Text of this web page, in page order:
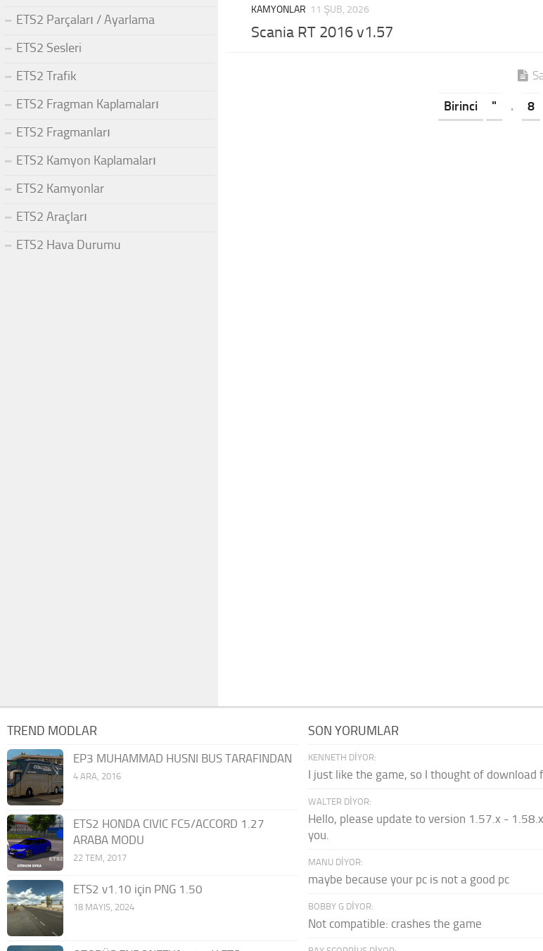
KAMYONLAR 11 ŞUB, 2026
Scania RT 2016 v1.57
Birinci " . 8
ETS2 Parçaları / Ayarlama
ETS2 Sesleri
ETS2 Trafik
ETS2 Fragman Kaplamaları
ETS2 Fragmanları
ETS2 Kamyon Kaplamaları
ETS2 Kamyonlar
ETS2 Araçları
ETS2 Hava Durumu
TREND MODLAR
EP3 MUHAMMAD HUSNI BUS TARAFINDAN
4 ARA, 2016
ETS2 HONDA CIVIC FC5/ACCORD 1.27
ARABA MODU
22 TEM, 2017
ETS2 v1.10 için PNG 1.50
18 MAYIS, 2024
SON YORUMLAR
KENNETH DIYOR:
I just like the game, so I thought of download
WALTER DIYOR:
Hello, please update to version 1.57.x -
you.
MANU DIYOR:
maybe because your pc is not a good pc
BOBBY G DIYOR:
Not compatible: crashes the game